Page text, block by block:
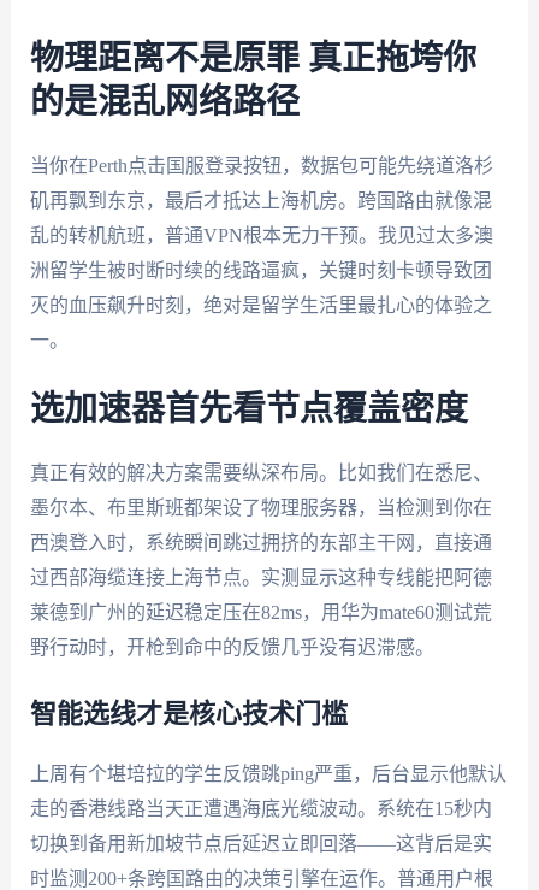
物理距离不是原罪 真正拖垮你
的是混乱网络路径
当你在Perth点击国服登录按钮，数据包可能先绕道洛杉
矶再飘到东京，最后才抵达上海机房。跨国路由就像混
乱的转机航班，普通VPN根本无力干预。我见过太多澳
洲留学生被时断时续的线路逼疯，关键时刻卡顿导致团
灭的血压飙升时刻，绝对是留学生活里最扎心的体验之
一。
选加速器首先看节点覆盖密度
真正有效的解决方案需要纵深布局。比如我们在悉尼、
墨尔本、布里斯班都架设了物理服务器，当检测到你在
西澳登入时，系统瞬间跳过拥挤的东部主干网，直接通
过西部海缆连接上海节点。实测显示这种专线能把阿德
莱德到广州的延迟稳定压在82ms，用华为mate60测试荒
野行动时，开枪到命中的反馈几乎没有迟滞感。
智能选线才是核心技术门槛
上周有个堪培拉的学生反馈跳ping严重，后台显示他默认
走的香港线路当天正遭遇海底光缆波动。系统在15秒内
切换到备用新加坡节点后延迟立即回落——这背后是实
时监测200+条跨国路由的决策引擎在运作。普通用户根